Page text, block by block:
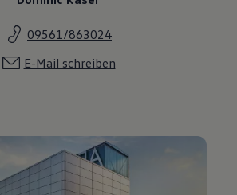
09561/863024
E-Mail schreiben